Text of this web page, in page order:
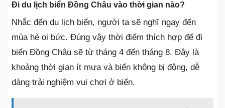
Đi du lịch biển Đồng Châu vào thời gian nào?
Nhắc đến du lịch biển, người ta sẽ nghĩ ngay đến
mùa hè oi bức. Đúng vậy thời điểm thích hợp để đi
biển Đồng Châu sẽ từ tháng 4 đến tháng 8. Đây là
khoảng thời gian ít mưa và biển không bị động, dễ
dàng trải nghiệm vui chơi ở biển.